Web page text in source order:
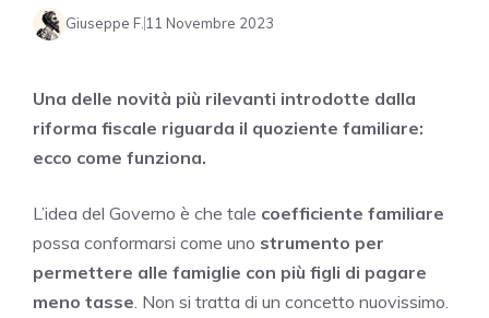
Giuseppe F. 11 Novembre 2023
Una delle novità più rilevanti introdotte dalla
riforma fiscale riguarda il quoziente familiare:
ecco come funziona.
L’idea del Governo è che tale coefficiente familiare
possa conformarsi come uno strumento per
permettere alle famiglie con più figli di pagare
meno tasse . Non si tratta di un concetto nuovissimo.